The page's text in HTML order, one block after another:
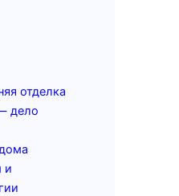
отделка
дело
и